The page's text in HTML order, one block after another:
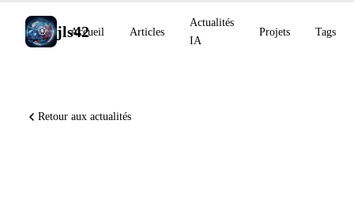
jls42
Accueil Articles
Actualités
IA
Projets Tags
Retour aux actualités